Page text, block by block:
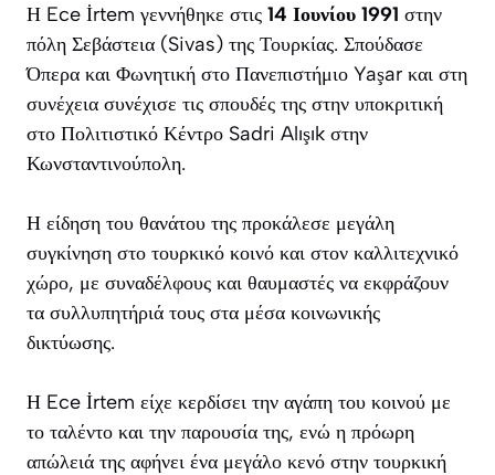
Η Ece İrtem γεννήθηκε στις 14 Ιουνίου 1991 στην
πόλη Σεβάστεια (Sivas) της Τουρκίας. Σπούδασε
Όπερα και Φωνητική στο Πανεπιστήμιο Yaşar και στη
συνέχεια συνέχισε τις σπουδές της στην υποκριτική
στο Πολιτιστικό Κέντρο Sadri Alışık στην
Κωνσταντινούπολη.
Η είδηση του θανάτου της προκάλεσε μεγάλη
συγκίνηση στο τουρκικό κοινό και στον καλλιτεχνικό
χώρο, με συναδέλφους και θαυμαστές να εκφράζουν
τα συλλυπητήριά τους στα μέσα κοινωνικής
δικτύωσης.
Η Ece İrtem είχε κερδίσει την αγάπη του κοινού με
το ταλέντο και την παρουσία της, ενώ η πρόωρη
απώλειά της αφήνει ένα μεγάλο κενό στην τουρκική